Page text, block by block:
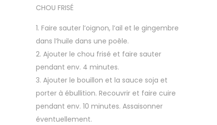
CHOU FRISÉ
Faire sauter l’oignon, l’ail et le gingembre
dans l’huile dans une poêle.
Ajouter le chou frisé et faire sauter
pendant env. 4 minutes.
Ajouter le bouillon et la sauce soja et
porter à ébullition. Recouvrir et faire cuire
pendant env. 10 minutes. Assaisonner
éventuellement.